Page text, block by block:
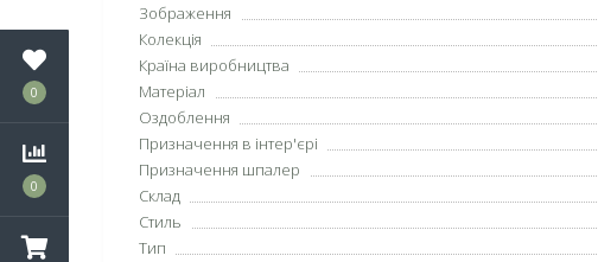
0
0
Зображення
Колекція
Країна виробництва
Матеріал
Оздоблення
Призначення в інтер'єрі
Призначення шпалер
Склад
Стиль
Тип